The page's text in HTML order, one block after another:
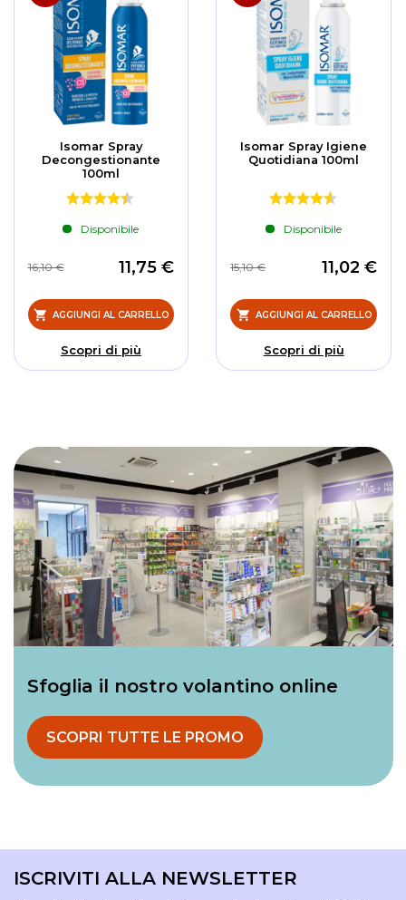
Isomar Spray
Decongestionante
100ml
Disponibile
11,75 €
16,10 €
AGGIUNGI AL CARRELLO
Scopri di più
Isomar Spray Igiene
Quotidiana 100ml
Disponibile
11,02 €
15,10 €
AGGIUNGI AL CARRELLO
Scopri di più
Sfoglia il nostro volantino online
SCOPRI TUTTE LE PROMO
ISCRIVITI ALLA NEWSLETTER